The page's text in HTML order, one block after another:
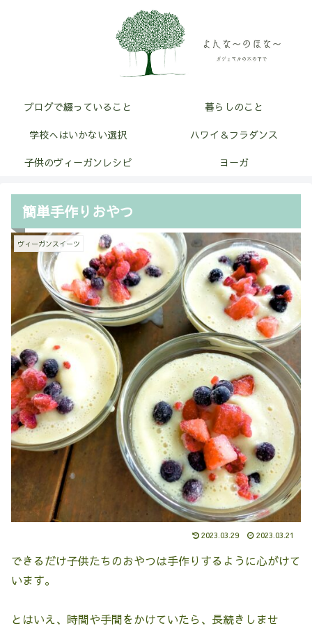
ブログで綴っていること
暮らしのこと
学校へはいかない選択
ハワイ＆フラダンス
子供のヴィーガンレシピ
ヨーガ
簡単手作りおやつ
ヴィーガンスイーツ
2023.03.29 2023.03.21
できるだけ子供たちのおやつは手作りするように心がけて
います。
とはいえ、時間や手間をかけていたら、長続きしませ